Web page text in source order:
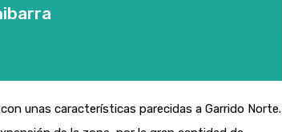
unas características parecidas a Garrido Norte.